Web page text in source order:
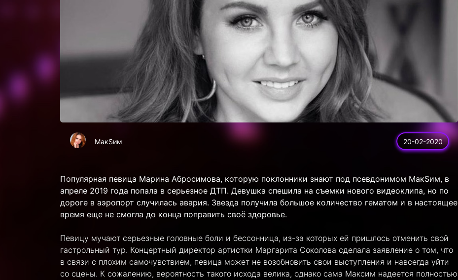
МакSим 20-02-2020
Популярная певица Марина Абросимова, которую поклонники знают под псевдонимом МакSим, в
апреле 2019 года попала в серьезное ДТП. Девушка спешила на съемки нового видеоклипа, но по
дороге в аэропорт случилась авария. Звезда получила большое количество гематом и в настоящее
время еще не смогла до конца поправить своё здоровье.
Певицу мучают серьезные головные боли и бессонница, из-за которых ей пришлось отменить свой
гастрольный тур. Концертный директор артистки Маргарита Соколова сделала заявление о том, что
в связи с плохим самочувствием, певица может не возобновить свои выступления и навсегда уйти
со сцены. К сожалению, вероятность такого исхода велика, однако сама Максим надеется полностью